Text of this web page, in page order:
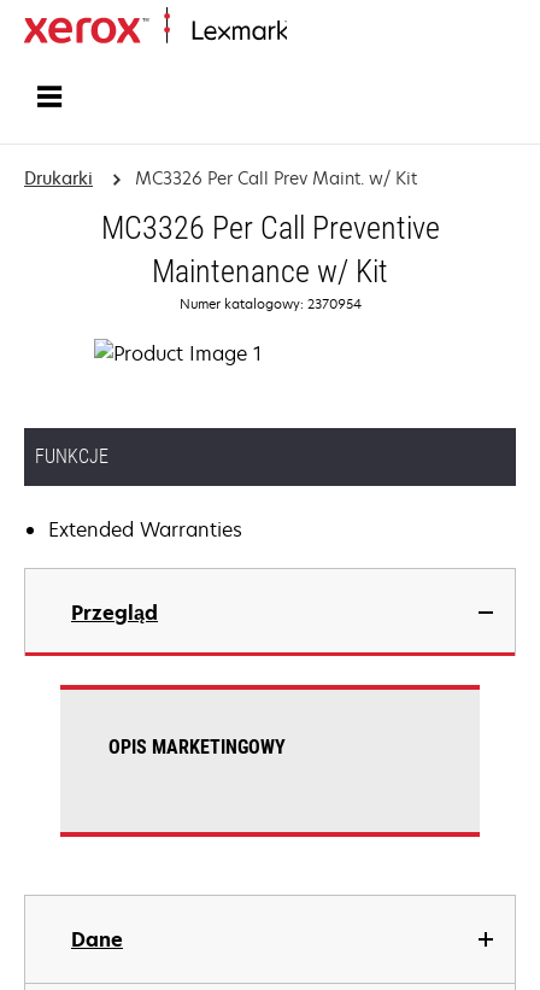
Drukarki MC3326 Per Call Prev Maint. w/ Kit
MC3326 Per Call Preventive
Maintenance w/ Kit
Numer katalogowy: 2370954
FUNKCJE
Extended Warranties
Przegląd
Dane
OPIS MARKETINGOWY